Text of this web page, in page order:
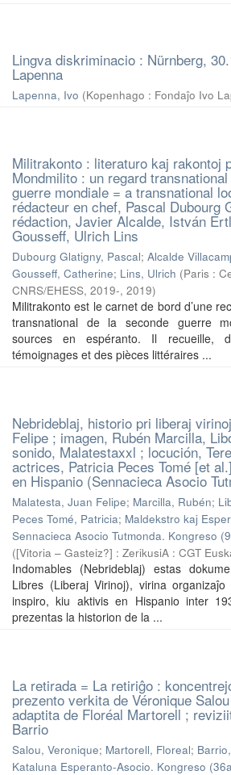
Lingva diskriminacio : Nürnberg,
Lapenna
Lapenna, Ivo (Kopenhago : Fondaĵo Ivo
Militrakonto : literaturo kaj rakontoj
Mondmilito : un regard
guerre mondiale = a transnational
rédacteur en chef, Pascal Dubourg
rédaction, Javier Alcalde, István
Gousseff, Ulrich Lins
Dubourg Glatigny, Pascal; Alcalde
Gousseff, Catherine; Lins, Ulrich (Paris :
CNRS/EHESS, 2019-, 2019)
Militrakonto est le carnet de bord d’une
transnational de la seconde guerre
sources en espéranto. Il recueille,
témoignages et des pièces littéraires ...
Nebrideblaj, historio pri liberaj
Felipe ; imagen, Rubén Marcilla,
sonido, Malatestaxxl ; locución,
actrices, Patricia Peces Tomé [et
en Hispanio (Sennacieca Asocio
Malatesta, Juan Felipe; Marcilla, Rubén;
Peces Tomé, Patricia; Maldekstro kaj
Sennacieca Asocio Tutmonda. Kongreso
([Vitoria – Gasteiz?] : ZerikusiA : CGT
Indomables (Nebrideblaj) estas
Libres (Liberaj Virinoj), virina organizaĵo
inspiro, kiu aktivis en Hispanio inter
prezentas la historion de la ...
La retirada = La retiriĝo :
prezento verkita de Véronique
adaptita de Floréal Martorell ;
Barrio
Salou, Veronique; Martorell, Floreal;
Kataluna Esperanto-Asocio. Kongreso